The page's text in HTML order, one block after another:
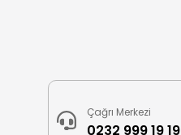
Çağrı Merkezi
0232 999 19 19